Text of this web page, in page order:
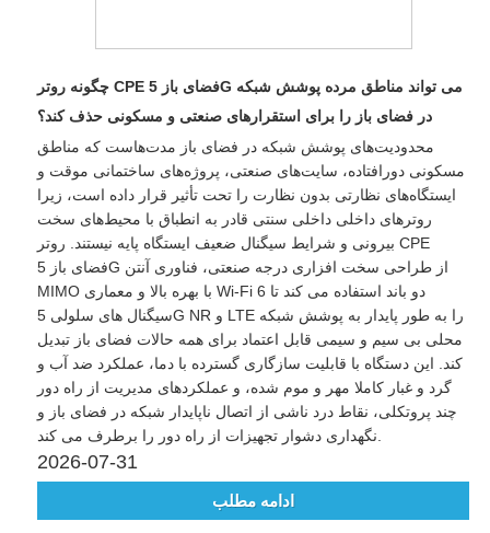
چگونه روتر CPE فضای باز 5G می تواند مناطق مرده پوشش شبکه
در فضای باز را برای استقرارهای صنعتی و مسکونی حذف کند؟
محدودیت‌های پوشش شبکه در فضای باز مدت‌هاست که مناطق
مسکونی دورافتاده، سایت‌های صنعتی، پروژه‌های ساختمانی موقت و
ایستگاه‌های نظارتی بدون نظارت را تحت تأثیر قرار داده است، زیرا
روترهای داخلی داخلی سنتی قادر به انطباق با محیط‌های سخت
بیرونی و شرایط سیگنال ضعیف ایستگاه پایه نیستند. روتر CPE
فضای باز 5G از طراحی سخت افزاری درجه صنعتی، فناوری آنتن
MIMO با بهره بالا و معماری Wi-Fi 6 دو باند استفاده می کند تا
سیگنال های سلولی 5G NR و LTE را به طور پایدار به پوشش شبکه
محلی بی سیم و سیمی قابل اعتماد برای همه حالات فضای باز تبدیل
کند. این دستگاه با قابلیت سازگاری گسترده با دما، عملکرد ضد آب و
گرد و غبار کاملا مهر و موم شده، و عملکردهای مدیریت از راه دور
چند پروتکلی، نقاط درد ناشی از اتصال ناپایدار شبکه در فضای باز و
2026-07-31
ادامه مطلب